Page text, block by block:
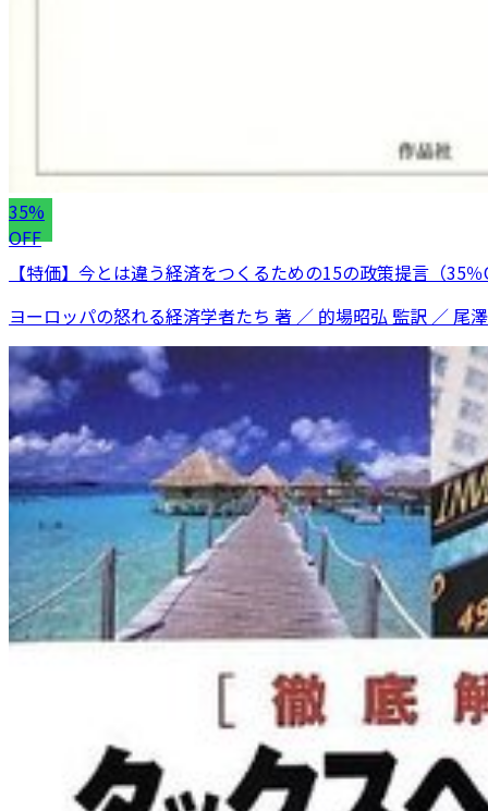
35%
OFF
【特価】今とは違う経済をつくるための15の政策提言（35
ヨーロッパの怒れる経済学者たち 著 ／ 的場昭弘 監訳 ／ 尾